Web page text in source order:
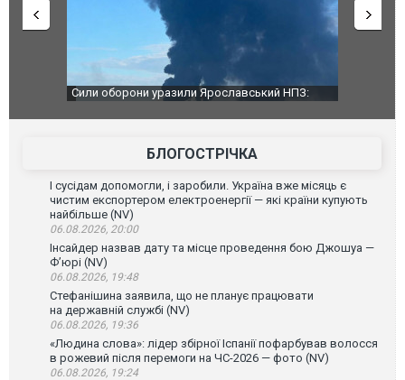
Сили оборони уразили Ярославський НПЗ:
губернатор регіону заявив про наймасштабнішу
атаку. ВІДЕО
Неймар
БЛОГОСТРІЧКА
І сусідам допомогли, і заробили. Україна вже місяць є
чистим експортером електроенергії — які країни купують
найбільше (NV)
06.08.2026, 20:00
Інсайдер назвав дату та місце проведення бою Джошуа —
Ф’юрі (NV)
06.08.2026, 19:48
Стефанішина заявила, що не планує працювати
на державній службі (NV)
06.08.2026, 19:36
«Людина слова»: лідер збірної Іспанії пофарбував волосся
в рожевий після перемоги на ЧС-2026 — фото (NV)
06.08.2026, 19:24